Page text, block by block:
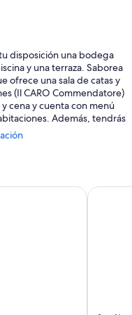
disposición una bodega
y una terraza. Saborea
ofrece una sala de catas y
(Il CARO Commendatore)
cena y cuenta con menú
Además, tendrás